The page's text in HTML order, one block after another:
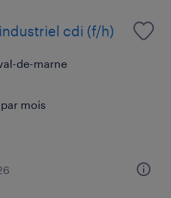
cdi (f/h)
de-marne
mois